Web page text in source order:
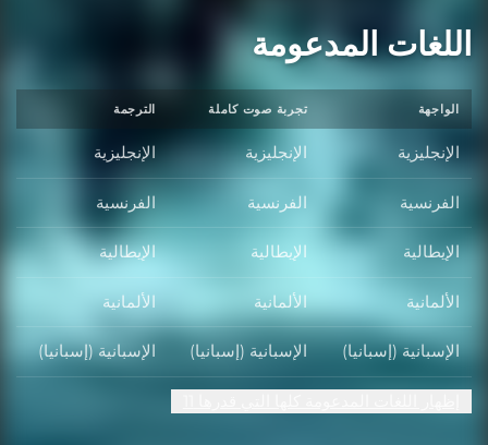
اللغات المدعومة
الواجهة تجربة صوت كاملة الترجمة
الإنجليزية الإنجليزية الإنجليزية
الفرنسية الفرنسية الفرنسية
الإيطالية الإيطالية الإيطالية
الألمانية الألمانية الألمانية
الإسبانية (إسبانيا) الإسبانية (إسبانيا) الإسبانية (إسبانيا)